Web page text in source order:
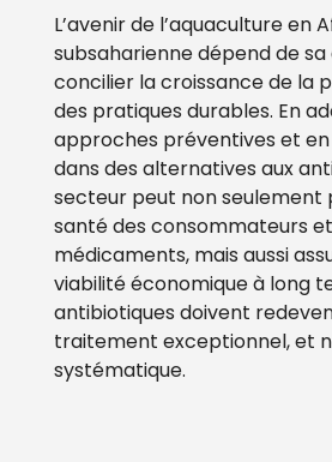
L’avenir de l’aquaculture en
subsaharienne dépend de
concilier la croissance de la
des pratiques durables. En
approches préventives et
dans des alternatives aux
secteur peut non seulement
santé des consommateurs
médicaments, mais aussi
viabilité économique à long
antibiotiques doivent
traitement exceptionnel, et
systématique.